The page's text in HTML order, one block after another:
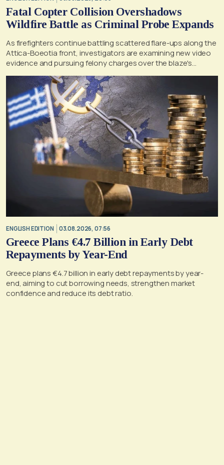
Fatal Copter Collision Overshadows
Wildfire Battle as Criminal Probe Expands
As firefighters continue battling scattered flare-ups along the
Attica-Boeotia front, investigators are examining new video
evidence and pursuing felony charges over the blaze's
ENGLISH EDITION 03.08.2026, 07:56
Greece Plans €4.7 Billion in Early Debt
Repayments by Year-End
Greece plans €4.7 billion in early debt repayments by year-
end, aiming to cut borrowing needs, strengthen market
confidence and reduce its debt ratio.